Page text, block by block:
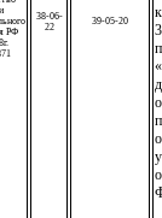
РФ
38-06-
22
39-05-20